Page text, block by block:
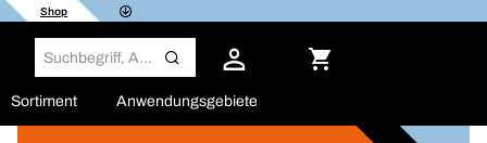
Shop
Sortiment Anwendungsgebiete